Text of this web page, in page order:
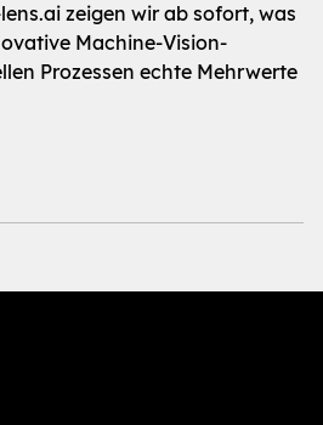
zeigen wir ab sofort, was
Machine-Vision-
Prozessen echte Mehrwerte